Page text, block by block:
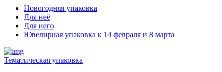
Новогодняя упаковка
Для неё
Для него
Ювелирная упаковка к 14 февраля и 8 марта
Тематическая упаковка